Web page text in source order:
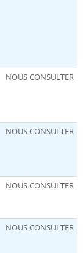
NOUS CONSULTER
NOUS CONSULTER
NOUS CONSULTER
NOUS CONSULTER